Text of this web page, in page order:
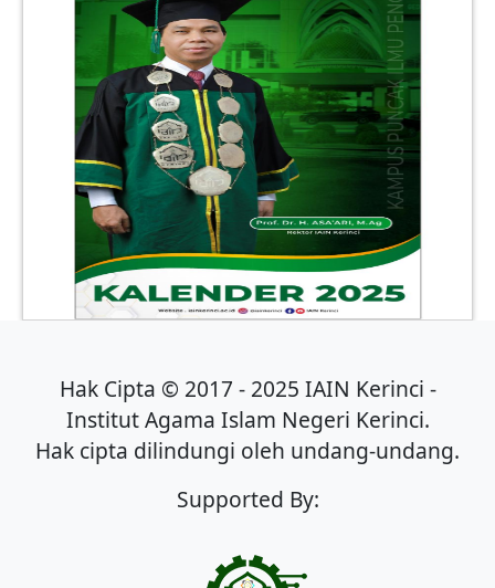
Hak Cipta © 2017 - 2025 IAIN Kerinci -
Institut Agama Islam Negeri Kerinci.
Hak cipta dilindungi oleh undang-undang.
Supported By: